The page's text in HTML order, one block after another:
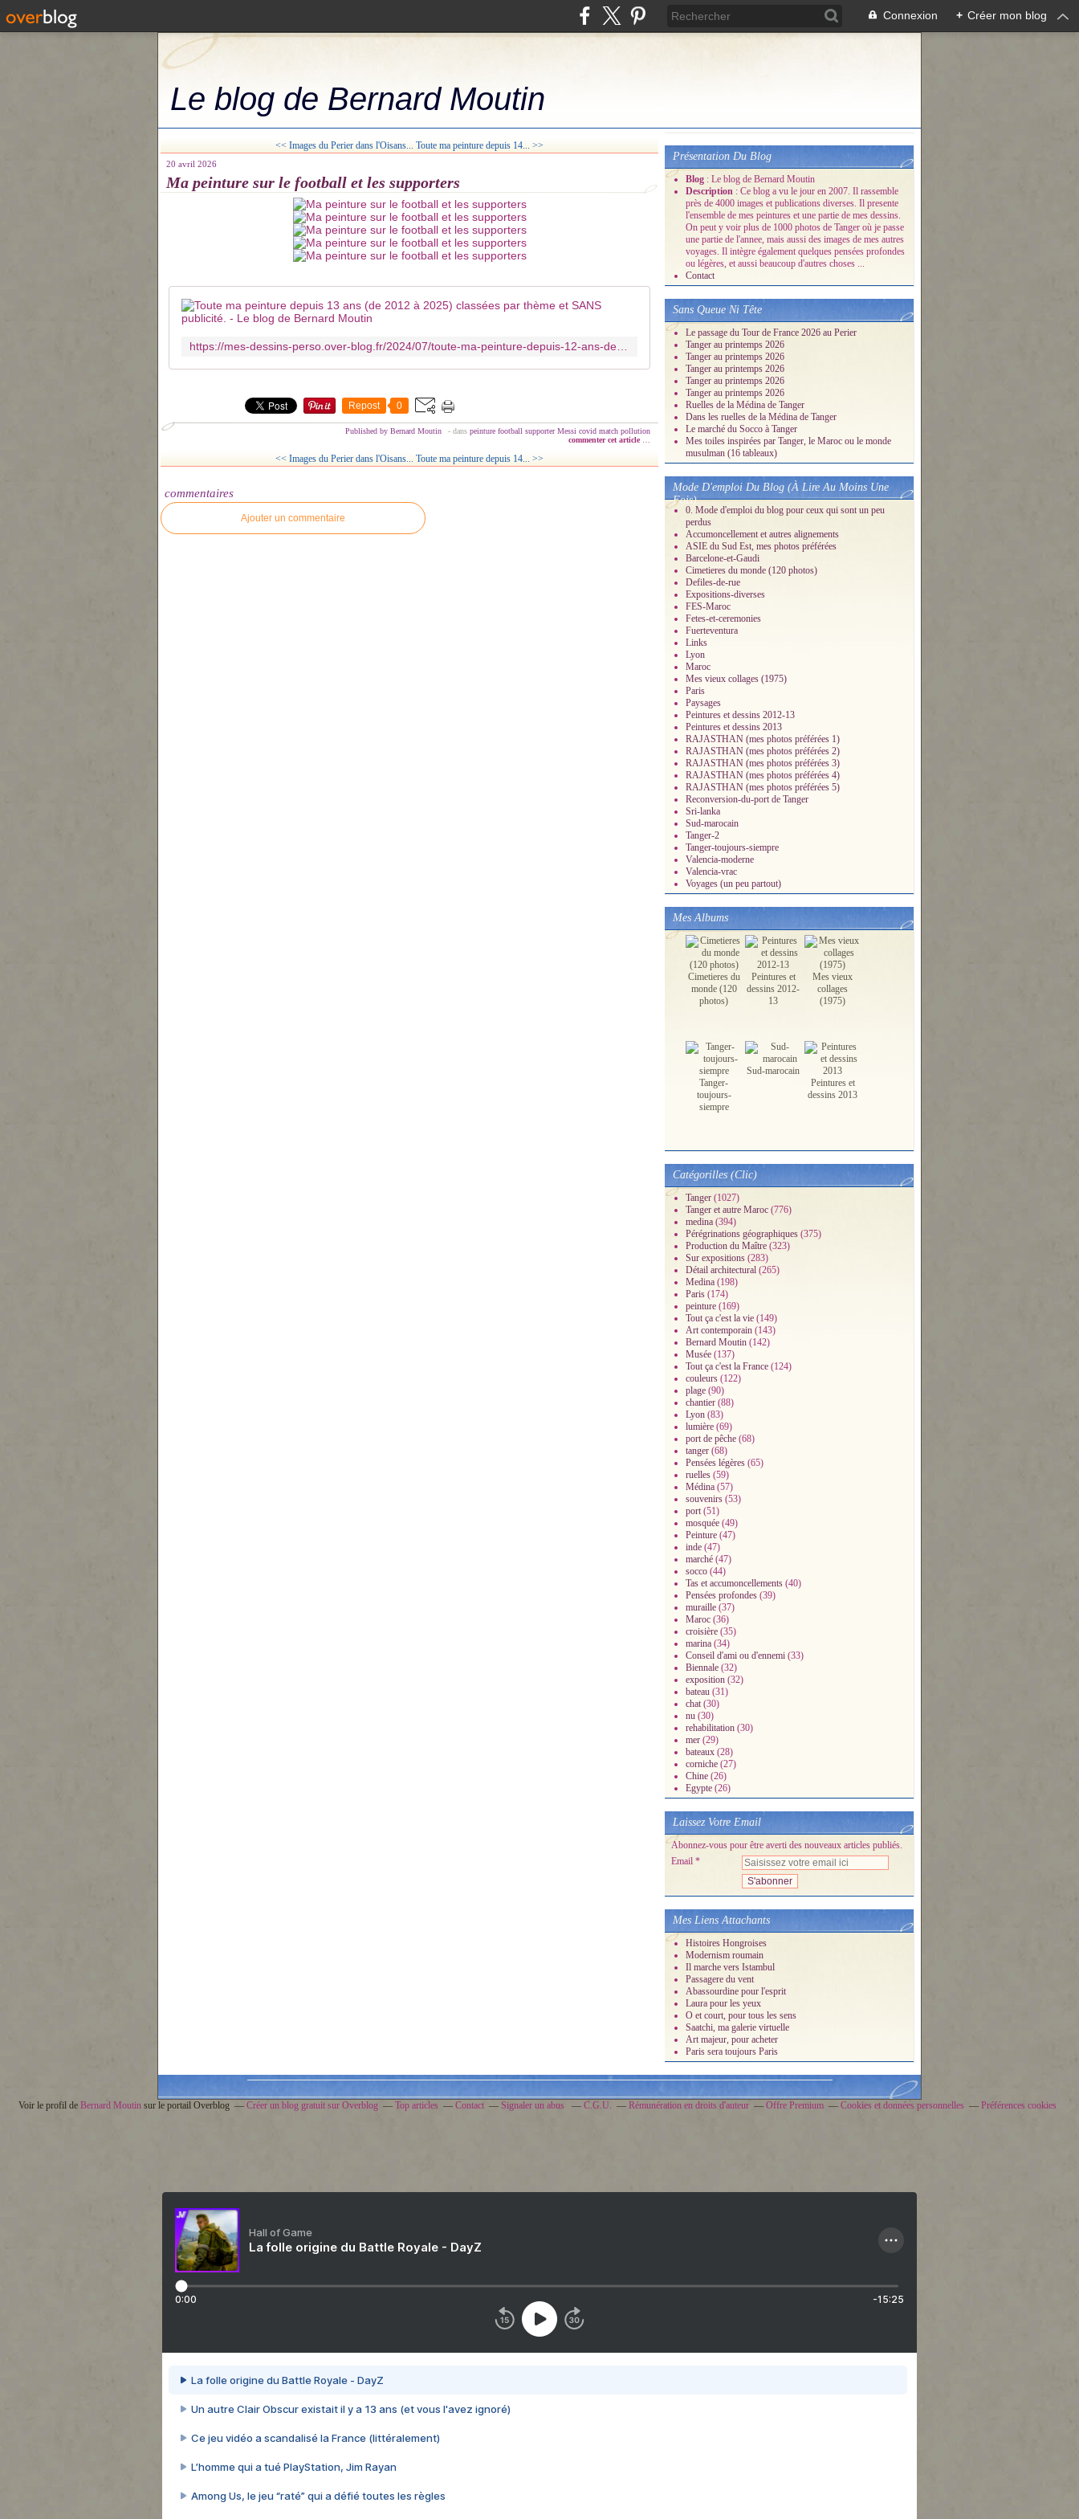
Connexion + Créer mon blog
Le blog de Bernard Moutin
<< Images du Perier dans l'Oisans... Toute ma peinture depuis 14... >>
20 avril 2026
Ma peinture sur le football et les supporters
Toute ma peinture depuis 13 ans (de 2012 à 2025) classées par
Repost 0
Published by Bernard Moutin - dans peinture football supporter Messi covid match pollution
commenter cet article
<< Images du Perier dans l'Oisans... Toute ma peinture depuis 14... >>
commentaires
Ajouter un commentaire
Présentation Du Blog
Blog : Le blog de Bernard Moutin
Description : Ce blog a vu le jour en 2007. Il rassemble
près de 4000 images et publications diverses. Il presente
l'ensemble de mes peintures et une partie de mes dessins.
On peut y voir plus de 1000 photos de Tanger où je passe
une partie de l'annee, mais aussi des images de mes autres
voyages. Il intègre également quelques pensées profondes
ou légères, et aussi beaucoup d'autres choses ...
Contact
Sans Queue Ni Tête
Le passage du Tour de France 2026 au Perier
Tanger au printemps 2026
Tanger au printemps 2026
Tanger au printemps 2026
Tanger au printemps 2026
Tanger au printemps 2026
Ruelles de la Médina de Tanger
Dans les ruelles de la Médina de Tanger
Le marché du Socco à Tanger
Mes toiles inspirées par Tanger, le Maroc ou le monde
musulman (16 tableaux)
Mode D'emploi Du Blog (À Lire Au Moins Une
Fois)
0. Mode d'emploi du blog pour ceux qui sont un peu
perdus
Accumoncellement et autres alignements
ASIE du Sud Est, mes photos préférées
Barcelone-et-Gaudi
Cimetieres du monde (120 photos)
Defiles-de-rue
Expositions-diverses
FES-Maroc
Fetes-et-ceremonies
Fuerteventura
Links
Lyon
Maroc
Mes vieux collages (1975)
Paris
Paysages
Peintures et dessins 2012-13
Peintures et dessins 2013
RAJASTHAN (mes photos préférées 1)
RAJASTHAN (mes photos préférées 2)
RAJASTHAN (mes photos préférées 3)
RAJASTHAN (mes photos préférées 4)
RAJASTHAN (mes photos préférées 5)
Reconversion-du-port de Tanger
Sri-lanka
Sud-marocain
Tanger-2
Tanger-toujours-siempre
Valencia-moderne
Valencia-vrac
Voyages (un peu partout)
Mes Albums
Cimetieres du
monde (120
photos)
Peintures et
dessins 2012-
13
Mes vieux
collages
(1975)
Tanger-
toujours-
siempre
Sud-marocain
Peintures et
dessins 2013
Catégorilles (Clic)
Tanger (1027)
Tanger et autre Maroc (776)
medina (394)
Pérégrinations géographiques (375)
Production du Maître (323)
Sur expositions (283)
Détail architectural (265)
Medina (198)
Paris (174)
peinture (169)
Tout ça c'est la vie (149)
Art contemporain (143)
Bernard Moutin (142)
Musée (137)
Tout ça c'est la France (124)
couleurs (122)
plage (90)
chantier (88)
Lyon (83)
lumière (69)
port de pêche (68)
tanger (68)
Pensées légères (65)
ruelles (59)
Médina (57)
souvenirs (53)
port(51)
mosquée (49)
Peinture (47)
inde (47)
marché (47)
socco (44)
Tas et accumoncellements (40)
Pensées profondes (39)
muraille (37)
Maroc (36)
croisière (35)
marina (34)
Conseil d'ami ou d'ennemi (33)
Biennale (32)
exposition (32)
bateau (31)
chat(30)
nu (30)
rehabilitation (30)
mer (29)
bateaux (28)
corniche (27)
Chine (26)
Egypte (26)
Laissez Votre Email
Abonnez-vous pour être averti des nouveaux articles publiés.
Email
Mes Liens Attachants
Histoires Hongroises
Modernism roumain
Il marche vers Istambul
Passagere du vent
Abassourdine pour l'esprit
Laura pour les yeux
O et court, pour tous les sens
Saatchi, ma galerie virtuelle
Art majeur, pour acheter
Paris sera toujours Paris
Voir le profil de Bernard Moutinsur le portail Overblog Créer un blog gratuit sur Overblog Top articles Contact Signaler un abus C.G.U. Rémunération en droits d'auteur Offre Premium Cookies et données personnelles Préférences cookies
Hall of Game
La folle origine du Battle Royale - DayZ
0:00 -15:25
La folle origine du Battle Royale - DayZ
Un autre Clair Obscur existait il y a 13 ans (et vous l'avez ignoré)
Ce jeu vidéo a scandalisé la France (littéralement)
L’homme qui a tué PlayStation, Jim Rayan
Among Us, le jeu “raté” qui a défié toutes les règles